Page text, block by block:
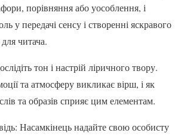
порівняння або уособлення, і
у передачі сенсу і створенні яскравого
читача.
тон і настрій ліричного твору.
та атмосферу викликає вірш, і як
та образів сприяє цим елементам.
Насамкінець надайте свою особисту